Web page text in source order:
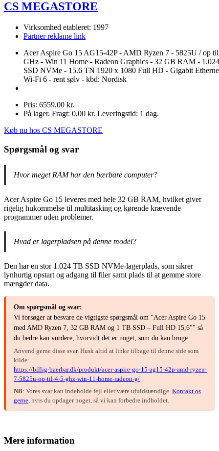
CS MEGASTORE
Virksomhed etableret: 1997
Partner reklame link
Acer Aspire Go 15 AG15-42P - AMD Ryzen 7 - 5825U / op
GHz - Win 11 Home - Radeon Graphics - 32 GB RAM -
SSD NVMe - 15.6 TN 1920 x 1080 Full HD - Gigabit
Wi-Fi 6 - rent sølv - kbd: Nordisk
Pris: 6559,00 kr.
På lager. Fragt: 0,00 kr. Leveringstid: 1 dag.
Køb nu hos CS MEGASTORE
Spørgsmål og svar
Hvor meget RAM har den bærbare computer?
Acer Aspire Go 15 leveres med hele 32 GB RAM, hvilket giver
rigelig hukommelse til multitasking og kørende krævende
programmer uden problemer.
Hvad er lagerpladsen på denne model?
Den har en stor 1.024 TB SSD NVMe-lagerplads, som sikrer
lynhurtig opstart og adgang til filer samt plads til at gemme store
mængder data.
Om spørgsmål og svar:
Vi forsøger at besvare de vigtigste spørgsmål om "Acer Aspire Go 15
med AMD Ryzen 7, 32 GB RAM og 1 TB SSD – Full HD 15,6"" så
du bedre kan vurdere, hvorvidt det er noget, som du kan bruge.
Anvend gerne disse svar. Husk altid at linke tilbage til denne side som
kilde:
https://billig-baerbar.dk/produkt/acer-aspire-go-15-ag15-42p-amd-ryzen-
7-5825u-op-til-4-5-ghz-win-11-home-radeon-g/
NB: Vores svar kan indeholde fejl eller være ufuldstændige. Kontakt os
gerne , hvis du opdager noget, så vi kan forbedre indholdet.
Mere information